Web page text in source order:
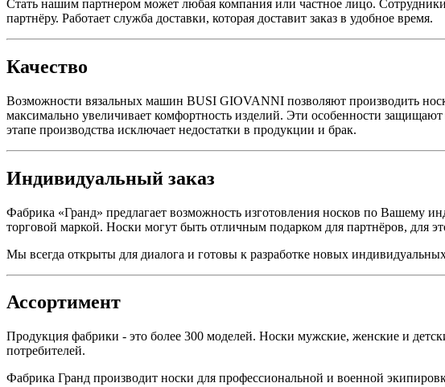
Стать нашим партнером может любая компания или частное лицо.
партнёру. Работает служба доставки, которая доставит заказ в удобное время.
Качество
Возможности вязальных машин BUSI GIOVANNI позволяют производить
максимально увеличивает комфортность изделий. Эти особенности
этапе производства исключает недостатки в продукции и брак.
Индивидуальный заказ
Фабрика «Гранд» предлагает возможность изготовления носков по Вашему
торговой маркой. Носки могут быть отличным подарком для партнёров, для
Мы всегда открыты для диалога и готовы к разработке новых
Ассортимент
Продукция фабрики - это более 300 моделей. Носки мужские, женские и
потребителей.
Фабрика Гранд производит носки для профессиональной и военной